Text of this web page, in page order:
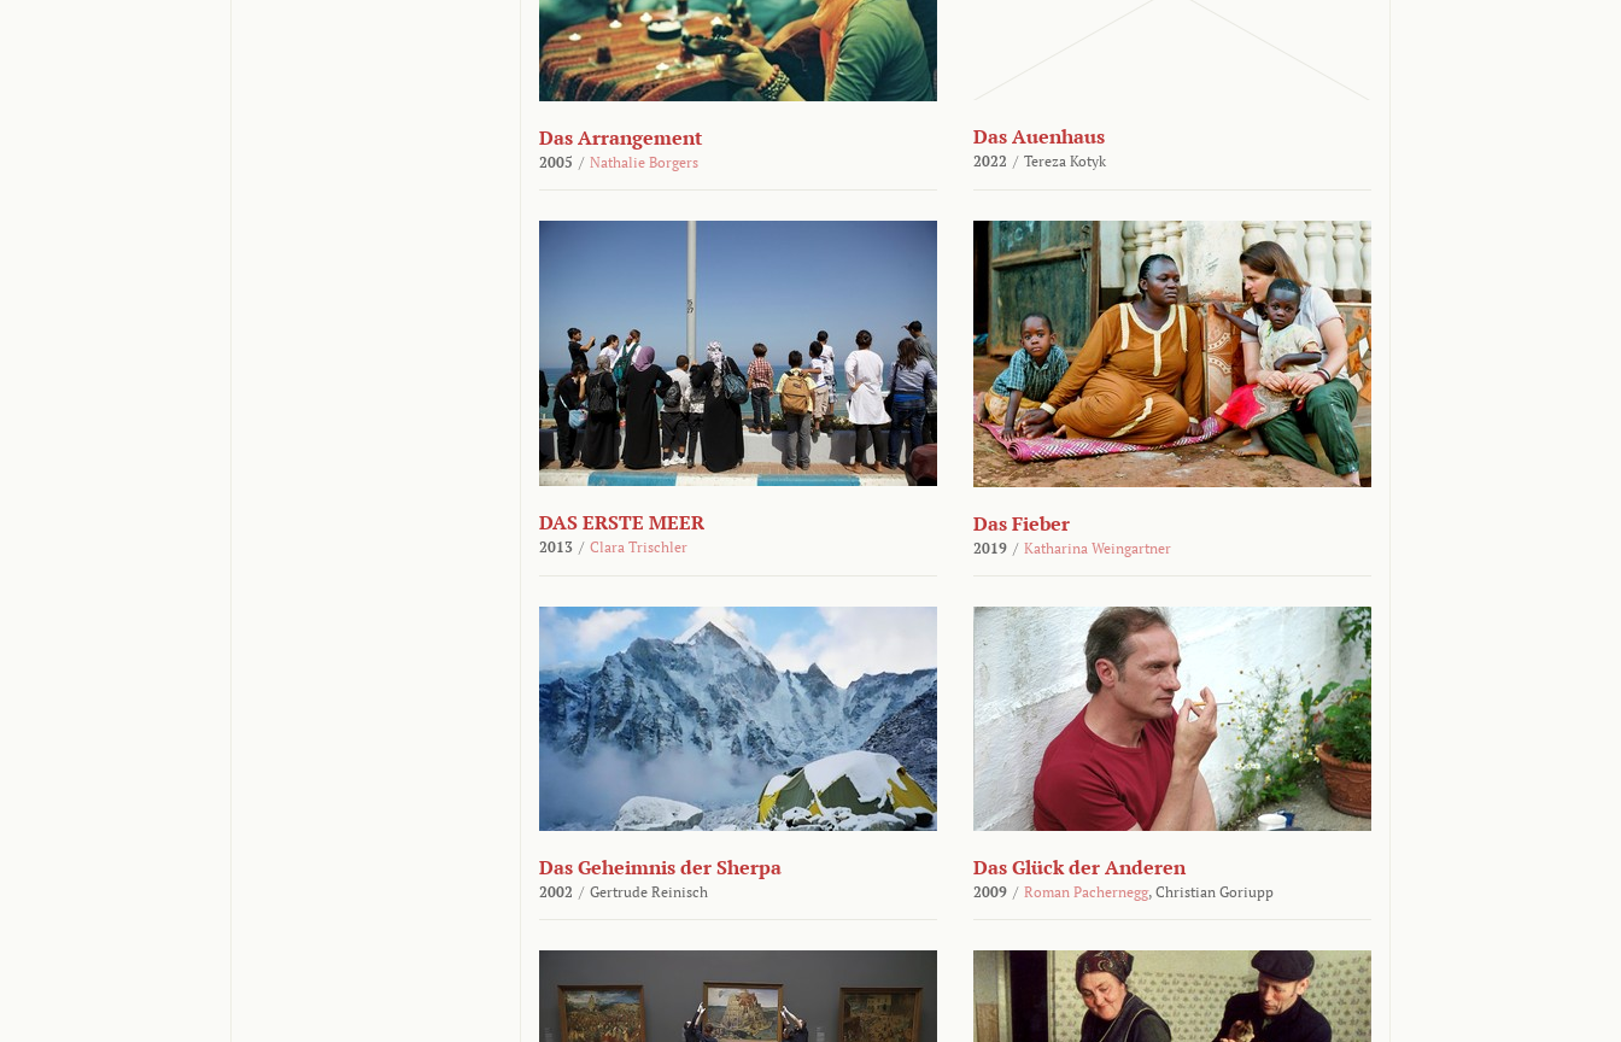
Das Arrangement
2005 / Nathalie Borgers
Das Auenhaus
2022 / Tereza Kotyk
DAS ERSTE MEER
2013 / Clara Trischler
Das Fieber
2019 / Katharina Weingartner
Das Geheimnis der Sherpa
2002 / Gertrude Reinisch
Das Glück der Anderen
2009 / Roman Pachernegg, Christian Goriupp